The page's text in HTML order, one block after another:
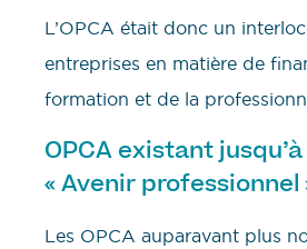
L’OPCA était donc un
entreprises en matière de
formation et de la
OPCA existant
« Avenir professionnel
Les OPCA auparavant plus